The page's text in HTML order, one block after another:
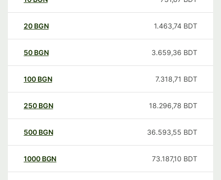
20 BGN 1.463,74 BDT
50 BGN 3.659,36 BDT
100 BGN 7.318,71 BDT
250 BGN 18.296,78 BDT
500 BGN 36.593,55 BDT
1000 BGN 73.187,10 BDT